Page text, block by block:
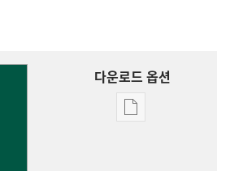
다운로드 옵션
출판물